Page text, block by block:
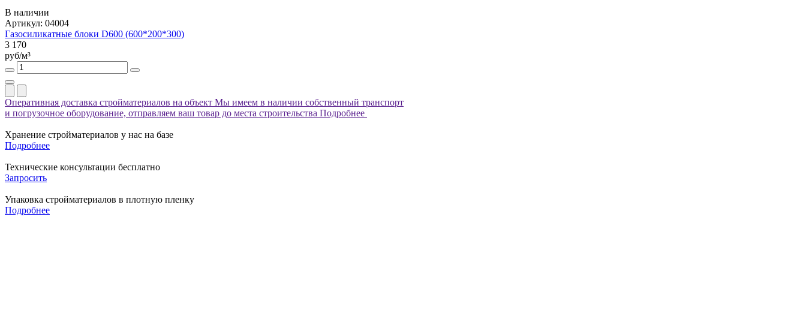
В наличии
Артикул: 04004
Газосиликатные блоки D600 (600*200*300)
3 170
руб/м³
Оперативная доставка стройматериалов на объект Мы имеем в наличии собственный транспорт
и погрузочное оборудование, отправляем ваш товар до места строительства Подробнее
Хранение стройматериалов у нас на базе
Подробнее
Технические консультации бесплатно
Запросить
Упаковка стройматериалов в плотную пленку
Подробнее